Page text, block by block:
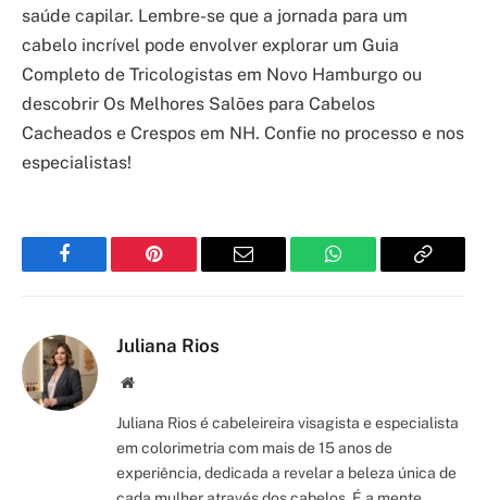
saúde capilar. Lembre-se que a jornada para um
cabelo incrível pode envolver explorar um Guia
Completo de Tricologistas em Novo Hamburgo ou
descobrir Os Melhores Salões para Cabelos
Cacheados e Crespos em NH. Confie no processo e nos
especialistas!
Facebook Pinterest Email WhatsApp Copy
Juliana Rios
Site/Blog
Juliana Rios é cabeleireira visagista e especialista
em colorimetria com mais de 15 anos de
experiência, dedicada a revelar a beleza única de